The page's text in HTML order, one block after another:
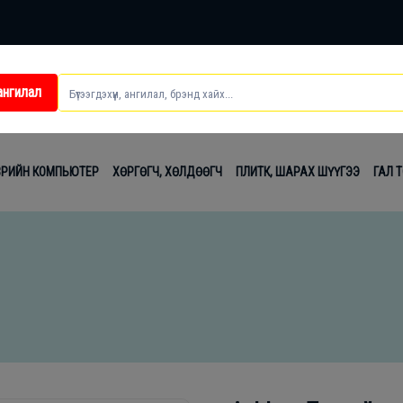
КОМПЬЮТЕР ХӨРГӨГЧ, ХӨЛДӨӨГЧ ПЛИТК, ШАРАХ ШҮҮГЭЭ ГАЛ